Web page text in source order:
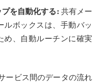
を自動化する: 共有メー
ルボックスは、手動バッ
め、自動ルーチンに確実
ービス間のデータの流れ